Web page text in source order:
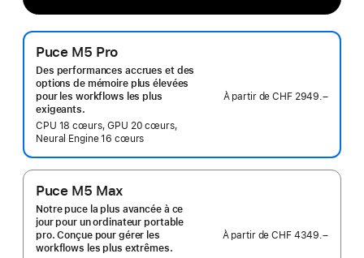
Puce M5 Pro
Des performances accrues et des
options de mémoire plus élevées
pour les workflows les plus
exigeants.
CPU 18 cœurs, GPU 20 cœurs,
Neural Engine 16 cœurs
À partir deCHF 2949.–
Puce M5 Max
Notre puce la plus avancée à ce
jour pour un ordinateur portable
pro. Conçue pour gérer les
workflows les plus extrêmes.
À partir deCHF 4349.–